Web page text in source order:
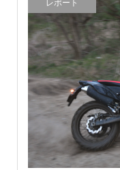
レポート